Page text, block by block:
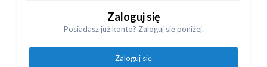
Zaloguj się
Posiadasz już konto? Zaloguj się poniżej.
Zaloguj się